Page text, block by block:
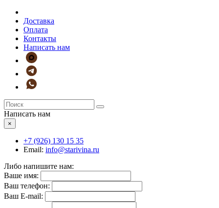
Доставка
Оплата
Контакты
Написать нам
Написать нам
×
+7 (926) 130 15 35
Email: info@starivina.ru
Либо напишите нам:
Ваше имя:
Ваш телефон:
Ваш E-mail: